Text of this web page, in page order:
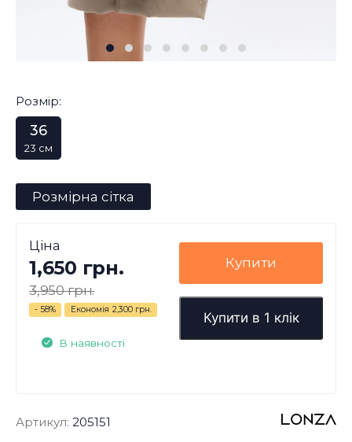
Розмір:
36
23 см
Розмірна сітка
Ціна
1,650 грн.
3,950 грн.
- 58% Економія 2,300 грн.
В наявності
Купити
Купити в 1 клік
Артикул: 205151